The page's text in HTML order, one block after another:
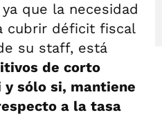
que la necesidad
cubrir déficit fiscal
su staff, está
de corto
y sólo si, mantiene
a la tasa